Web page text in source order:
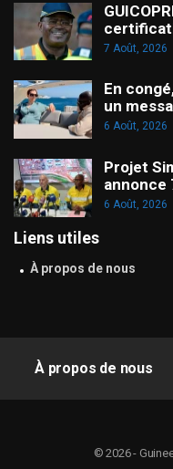
7 Août, 2026
En
un
6 Août, 2026
Projet
annonce
6 Août, 2026
Liens utiles
À propos de nous
À propos de nous
© 2026 -